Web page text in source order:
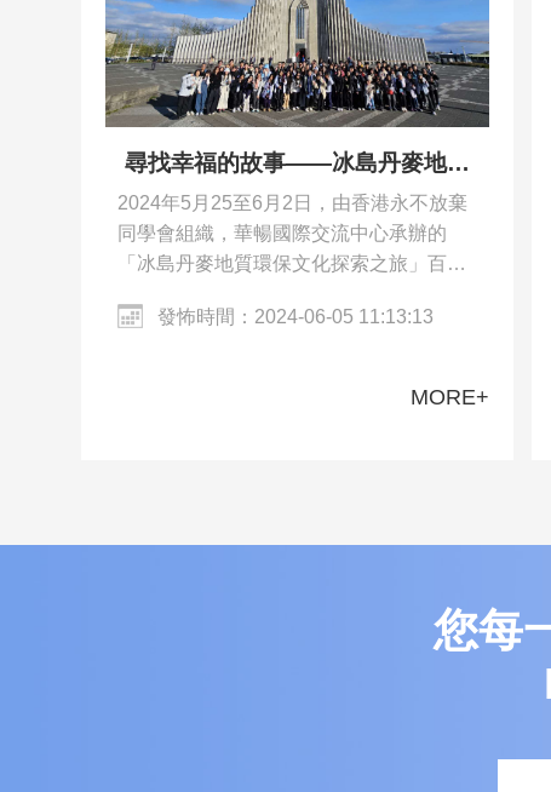
尋找幸福的故事——冰島丹麥地質
環保文化探索之旅
2024年5月25至6月2日，由香港永不放棄
同學會組織，華暢國際交流中心承辦的
「冰島丹麥地質環保文化探索之旅」百人
本哈根。交流團參觀了哥本哈根市區、
發怖時間：2024-06-05 11:13:13
MORE+
您每